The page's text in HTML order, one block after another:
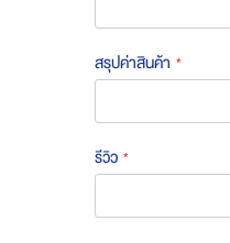
สรุปค่าสินค้า
รีวิว